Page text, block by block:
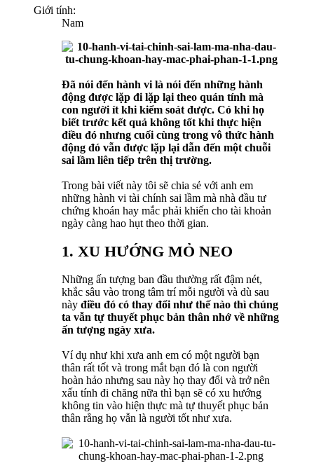
Giới tính:
Nam
Đã nói đến hành vi là nói đến những hành
động được lặp đi lặp lại theo quán tính mà
con người ít khi kiểm soát được. Có khi họ
biết trước kết quả không tốt khi thực hiện
điều đó nhưng cuối cùng trong vô thức hành
động đó vẫn được lặp lại dẫn đến một chuỗi
sai lầm liên tiếp trên thị trường.
Trong bài viết này tôi sẽ chia sẻ với anh em
những hành vi tài chính sai lầm mà nhà đầu tư
chứng khoán hay mắc phải khiến cho tài khoản
ngày càng hao hụt theo thời gian.
1. XU HƯỚNG MỎ NEO
Những ấn tượng ban đầu thường rất đậm nét,
khắc sâu vào trong tâm trí mỗi người và dù sau
này điều đó có thay đổi như thế nào thì chúng
ta vẫn tự thuyết phục bản thân nhớ về những
ấn tượng ngày xưa.
Ví dụ như khi xưa anh em có một người bạn
thân rất tốt và trong mắt bạn đó là con người
hoàn hảo nhưng sau này họ thay đổi và trở nên
xấu tính đi chăng nữa thì bạn sẽ có xu hướng
không tin vào hiện thực mà tự thuyết phục bản
thân rằng họ vẫn là người tốt như xưa.